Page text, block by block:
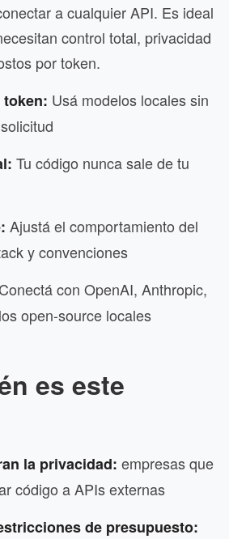
a cualquier API. Es ideal
control total, privacidad
por token.
Usá modelos locales sin
Tu código nunca sale de tu
Ajustá el comportamiento del
y convenciones
Conectá con OpenAI, Anthropic,
open-source locales
es este
la privacidad: empresas que
código a APIs externas
de presupuesto: